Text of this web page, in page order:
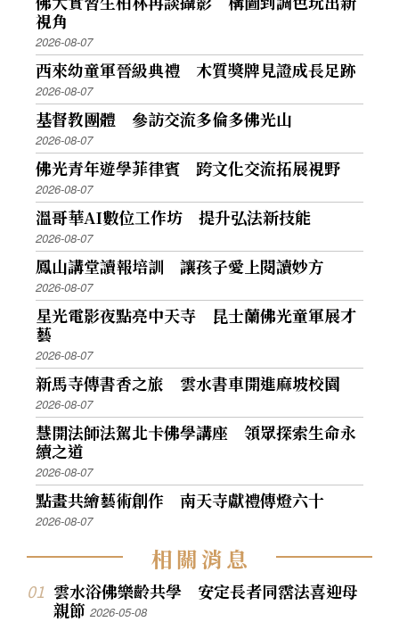
視角
2026-08-07
西來幼童軍晉級典禮 木質獎牌見證成長足跡
2026-08-07
基督教團體 參訪交流多倫多佛光山
2026-08-07
佛光青年遊學菲律賓 跨文化交流拓展視野
2026-08-07
溫哥華AI數位工作坊 提升弘法新技能
2026-08-07
鳳山講堂讀報培訓 讓孩子愛上閱讀妙方
2026-08-07
星光電影夜點亮中天寺 昆士蘭佛光童軍展才
藝
2026-08-07
新馬寺傳書香之旅 雲水書車開進麻坡校園
2026-08-07
慧開法師法駕北卡佛學講座 領眾探索生命永
續之道
2026-08-07
點畫共繪藝術創作 南天寺獻禮傳燈六十
2026-08-07
相關消息
雲水浴佛樂齡共學 安定長者同霑法喜迎母
親節2026-05-08